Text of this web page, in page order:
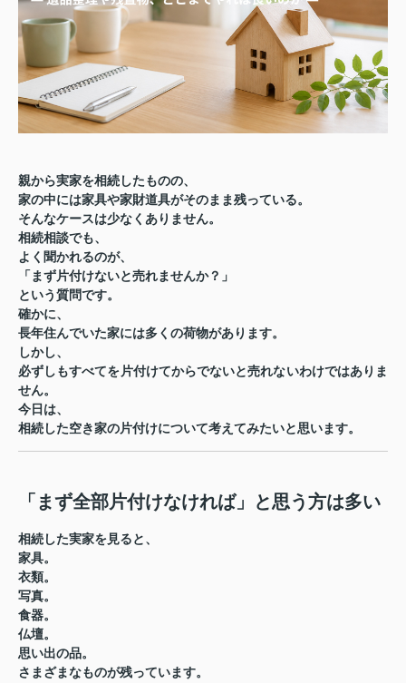
親から実家を相続したものの、
家の中には家具や家財道具がそのまま残っている。
そんなケースは少なくありません。
相続相談でも、
よく聞かれるのが、
「まず片付けないと売れませんか？」
という質問です。
確かに、
長年住んでいた家には多くの荷物があります。
しかし、
必ずしもすべてを片付けてからでないと売れないわけではありま
せん。
今日は、
相続した空き家の片付けについて考えてみたいと思います。
「まず全部片付けなければ」と思う方は多い
相続した実家を見ると、
家具。
衣類。
写真。
食器。
仏壇。
思い出の品。
さまざまなものが残っています。